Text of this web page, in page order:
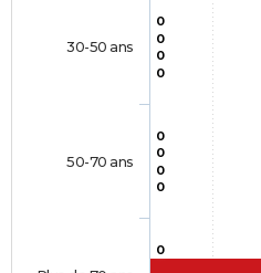
0
0
0
0
0
0
0
0
0
30-50 ans
50-70 ans